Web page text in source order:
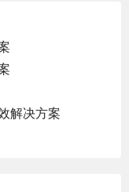
解决方案